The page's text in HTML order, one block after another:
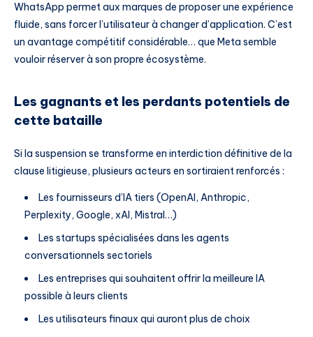
WhatsApp permet aux marques de proposer une expérience
fluide, sans forcer l’utilisateur à changer d’application. C’est
un avantage compétitif considérable… que Meta semble
vouloir réserver à son propre écosystème.
Les gagnants et les perdants potentiels de
cette bataille
Si la suspension se transforme en interdiction définitive de la
clause litigieuse, plusieurs acteurs en sortiraient renforcés :
Les fournisseurs d’IA tiers (OpenAI, Anthropic,
Perplexity, Google, xAI, Mistral…)
Les startups spécialisées dans les agents
conversationnels sectoriels
Les entreprises qui souhaitent offrir la meilleure IA
possible à leurs clients
Les utilisateurs finaux qui auront plus de choix